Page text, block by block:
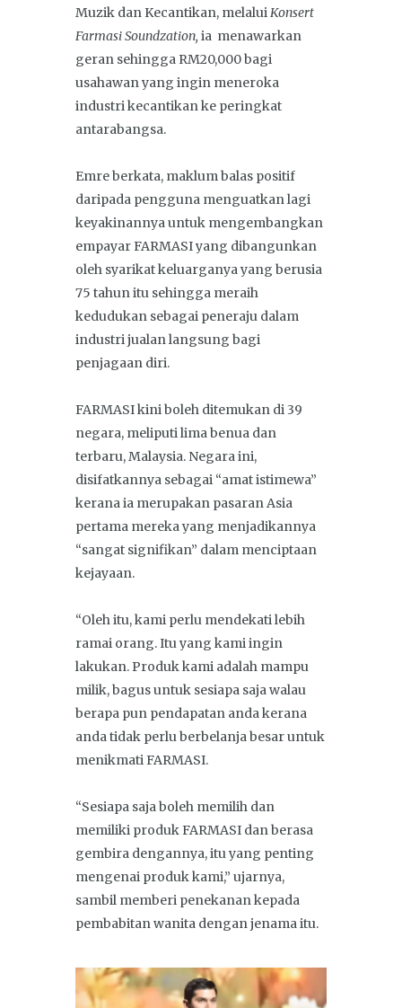
Muzik dan Kecantikan, melaluiKonsert
Farmasi Soundzation, ia menawarkan
geran sehingga RM20,000 bagi
usahawan yang ingin meneroka
industri kecantikan ke peringkat
antarabangsa.
Emre berkata, maklum balas positif
daripada pengguna menguatkan lagi
keyakinannya untuk mengembangkan
empayar FARMASI yang dibangunkan
oleh syarikat keluarganya yang berusia
75 tahun itu sehingga meraih
kedudukan sebagai peneraju dalam
industri jualan langsung bagi
penjagaan diri.
FARMASI kini boleh ditemukan di 39
negara, meliputi lima benua dan
terbaru, Malaysia. Negara ini,
disifatkannya sebagai “amat istimewa”
kerana ia merupakan pasaran Asia
pertama mereka yang menjadikannya
“sangat signifikan” dalam menciptaan
kejayaan.
“Oleh itu, kami perlu mendekati lebih
ramai orang. Itu yang kami ingin
lakukan. Produk kami adalah mampu
milik, bagus untuk sesiapa saja walau
berapa pun pendapatan anda kerana
anda tidak perlu berbelanja besar untuk
menikmati FARMASI.
“Sesiapa saja boleh memilih dan
memiliki produk FARMASI dan berasa
gembira dengannya, itu yang penting
mengenai produk kami,” ujarnya,
sambil memberi penekanan kepada
pembabitan wanita dengan jenama itu.